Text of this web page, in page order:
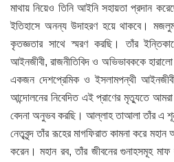
মাথায় নিয়েও তিনি আইনি সহায়তা প্রদান
ইতিহাসে অনন্য উদাহরণ হয়ে থাকবে।
কৃতজ্ঞতার সাথে স্মরণ করছি। তাঁর
আইনজীবী, রাজনীতিবিদ ও অভিভাবককে
একজন দেশপ্রেমিক ও ইসলামপন্থী
আন্দোলনের নিবেদিত এই প্রাণের মৃত্যুতে
বেদনা অনুভব করছি। আল্লাহ তাআলা তাঁর এ
নেতৃবৃন্দ তাঁর রূহের মাগফিরাত কামনা করে
করেন। মহান রব, তাঁর জীবনের গুনাহসমূহ